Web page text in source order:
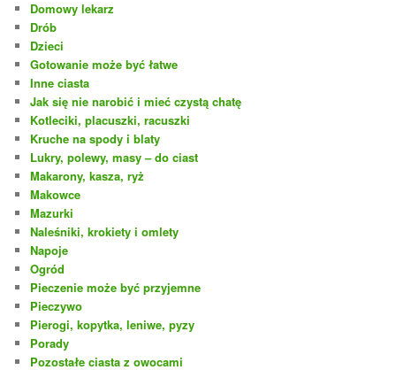
Domowy lekarz
Drób
Dzieci
Gotowanie może być łatwe
Inne ciasta
Jak się nie narobić i mieć czystą chatę
Kotleciki, placuszki, racuszki
Kruche na spody i blaty
Lukry, polewy, masy – do ciast
Makarony, kasza, ryż
Makowce
Mazurki
Naleśniki, krokiety i omlety
Napoje
Ogród
Pieczenie może być przyjemne
Pieczywo
Pierogi, kopytka, leniwe, pyzy
Porady
Pozostałe ciasta z owocami